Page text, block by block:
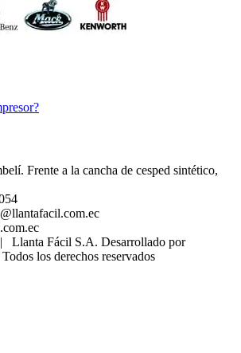
Frente a la cancha de cesped sintético,
Llanta Fácil S.A. Desarrollado por
los derechos reservados